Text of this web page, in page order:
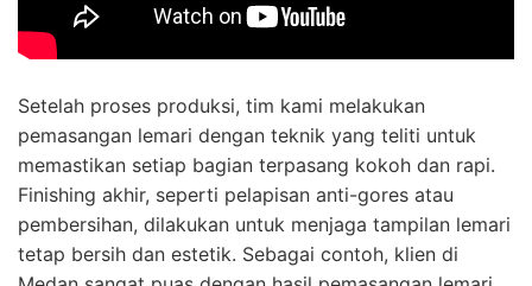
Setelah proses produksi, tim kami melakukan
pemasangan lemari dengan teknik yang teliti untuk
memastikan setiap bagian terpasang kokoh dan rapi.
Finishing akhir, seperti pelapisan anti-gores atau
pembersihan, dilakukan untuk menjaga tampilan lemari
tetap bersih dan estetik. Sebagai contoh, klien di